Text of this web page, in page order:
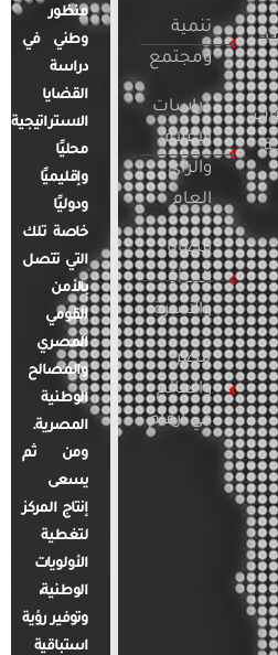
تنمية
ومجتمع
دراسات
الإعلام
والرأي
العام
قضايا
المرأة
والأسرة
مصر
والعالم
في أرقام
منظور
وطني في
دراسة
القضايا
الاستراتيجية
محليًا
وإقليميًا
ودوليًا
خاصة تلك
التي تتصل
بالأمن
القومي
المصري
والمصالح
الوطنية
المصرية.
ومن ثم
يسعى
إنتاج المركز
لتغطية
الأولويات
الوطنية،
وتوفير رؤية
استباقية